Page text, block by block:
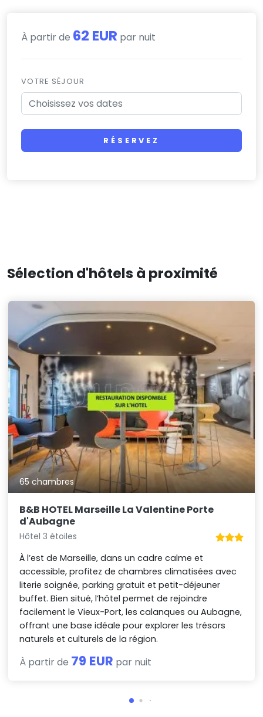
À partir de 62 EUR par nuit
VOTRE SÉJOUR
RÉSERVEZ
Sélection d'hôtels à proximité
65 chambres
B&B HOTEL Marseille La Valentine Porte
d'Aubagne
Hôtel 3 étoiles
À l’est de Marseille, dans un cadre calme et
accessible, profitez de chambres climatisées avec
literie soignée, parking gratuit et petit-déjeuner
buffet. Bien situé, l’hôtel permet de rejoindre
facilement le Vieux-Port, les calanques ou Aubagne,
offrant une base idéale pour explorer les trésors
naturels et culturels de la région.
À partir de 79 EUR par nuit